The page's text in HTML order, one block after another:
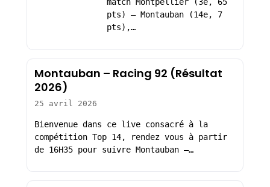
match Montpellier (3e, 65
pts) – Montauban (14e, 7
pts),…
Montauban – Racing 92 (Résultat
2026)
25 avril 2026
Bienvenue dans ce live consacré à la
compétition Top 14, rendez vous à partir
de 16H35 pour suivre Montauban –…